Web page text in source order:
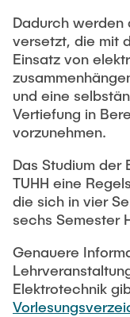
Dadurch werden
versetzt, die mit
Einsatz von
und eine
Vertiefung in
vorzunehmen.
Das Studium der
TUHH eine
die sich in vier
sechs Semester
Genauere
Elektrotechnik